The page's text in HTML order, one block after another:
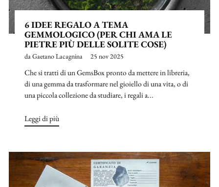
6 IDEE REGALO A TEMA
GEMMOLOGICO (PER CHI AMA LE
PIETRE PIÙ DELLE SOLITE COSE)
da Gaetano Lacagnina 25 nov 2025
Che si tratti di un GemsBox pronto da mettere in libreria,
di una gemma da trasformare nel gioiello di una vita, o di
una piccola collezione da studiare, i regali a...
Leggi di più